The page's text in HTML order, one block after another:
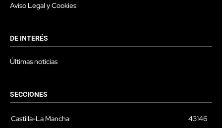
Aviso Legal y Cookies
DE INTERÉS
Últimas noticias
SECCIONES
Castilla-La Mancha
43146